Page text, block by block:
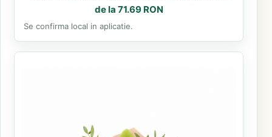
de la 71.69 RON
Se confirma local in aplicatie.